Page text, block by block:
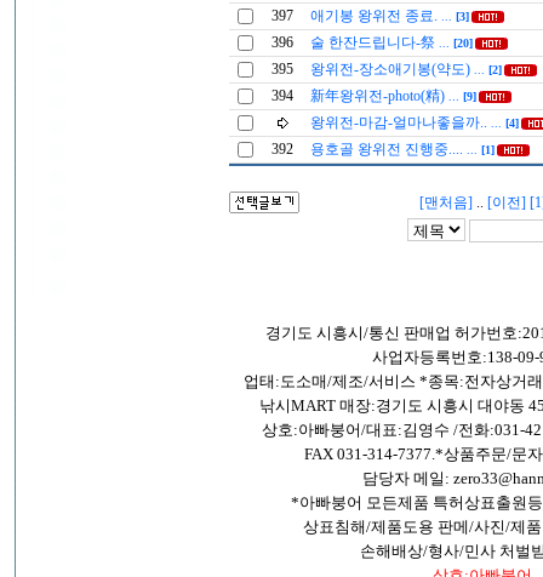
397
애기봉 왕위전 종료. [3]
396 술 한잔드립니다-祭 [20]
395 왕위전-장소애기봉(약도) [2]
394 新年왕위전-photo(精) [9]
왕위전-마감-얼마나좋을까.. [4]
392 용호골 왕위전 진행중.... [1]
[맨처음] .. [이전]
경기도 시흥시/통신 판매업 허가번호
사업자등록번호:138-09-
업태:도소매/제조/서비스 *종목:전자상거
낚시MART 매장:경기도 시흥시 대야동
상호:아빠붕어/대표:김영수 /전화:031-
FAX 031-314-7377.*상품주문/문
담당자 메일:
*아빠붕어 모든제품 특허상표출원
상표침해/제품도용 판메/사진/제
손해배상/형사/민사 처벌